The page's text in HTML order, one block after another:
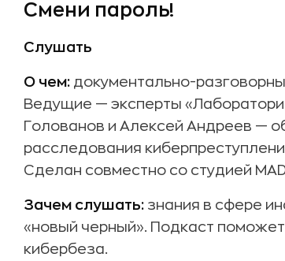
Смени пароль!
Слушать
О чем: документально-
Ведущие — эксперты
Голованов и Алексей Андреев —
расследования
Сделан совместно со студией
Зачем слушать: знания в сфере
«новый черный». Подкаст
кибербеза.